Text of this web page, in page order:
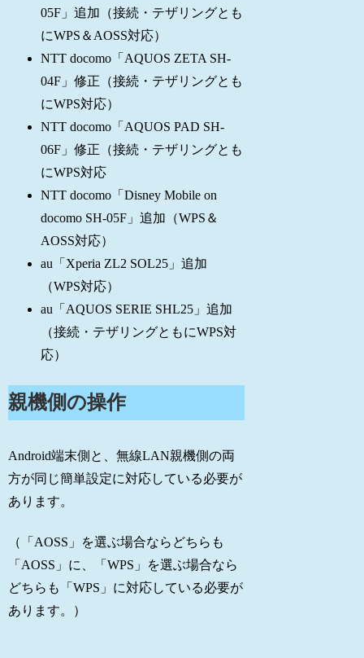
05F」追加（接続・テザリングとも
にWPS＆AOSS対応）
NTT docomo「AQUOS ZETA SH-
04F」修正（接続・テザリングとも
にWPS対応）
NTT docomo「AQUOS PAD SH-
06F」修正（接続・テザリングとも
にWPS対応
NTT docomo「Disney Mobile on
docomo SH-05F」追加（WPS＆
AOSS対応）
au「Xperia ZL2 SOL25」追加
（WPS対応）
au「AQUOS SERIE SHL25」追加
（接続・テザリングともにWPS対
応）
親機側の操作
Android端末側と、無線LAN親機側の両
方が同じ簡単設定に対応している必要が
あります。
（「AOSS」を選ぶ場合ならどちらも
「AOSS」に、「WPS」を選ぶ場合なら
どちらも「WPS」に対応している必要が
あります。）